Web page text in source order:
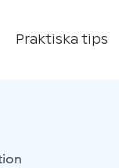
Praktiska tips